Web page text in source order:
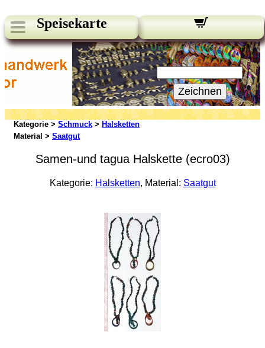
Speisekarte
Unsere Newsletter:
Ihre E-Mail:
Zeichnen
Kategorie > Schmuck > Halsketten
Material > Saatgut
Samen-und tagua Halskette (ecro03)
Kategorie: Halsketten, Material: Saatgut